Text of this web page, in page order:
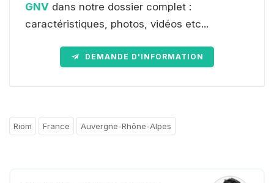
GNV dans notre dossier complet :
caractéristiques, photos, vidéos etc...
DEMANDE D'INFORMATION
Riom France Auvergne-Rhône-Alpes